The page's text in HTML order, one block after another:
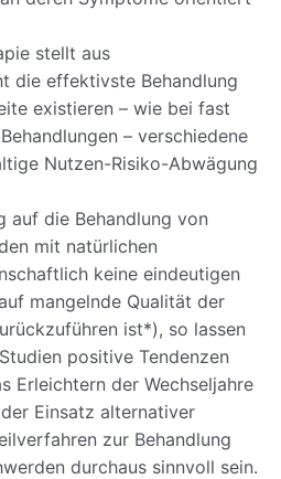
stellt aus
die effektivste Behandlung
existieren – wie bei fast
– verschiedene
Nutzen-Risiko-Abwägung
auf die Behandlung von
mit natürlichen
keine eindeutigen
mangelnde Qualität der
ist*), so lassen
positive Tendenzen
Erleichtern der Wechseljahre
Einsatz alternativer
zur Behandlung
durchaus sinnvoll sein.